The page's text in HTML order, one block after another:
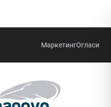
МаркетингОгласи